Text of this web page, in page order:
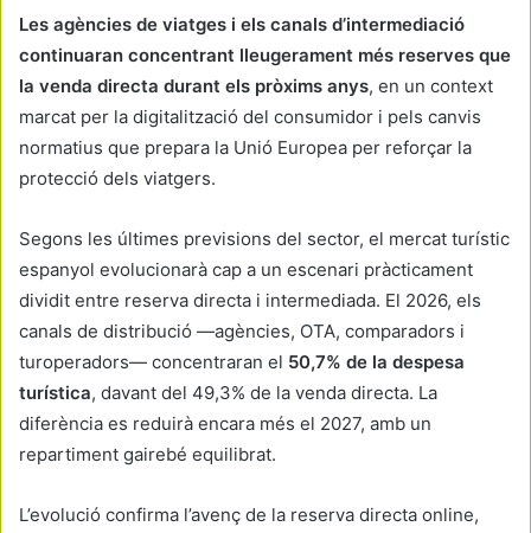
Les agències de viatges i els canals d’intermediació
continuaran concentrant lleugerament més reserves que
la venda directa durant els pròxims anys, en un context
marcat per la digitalització del consumidor i pels canvis
normatius que prepara la Unió Europea per reforçar la
protecció dels viatgers.
Segons les últimes previsions del sector, el mercat turístic
espanyol evolucionarà cap a un escenari pràcticament
dividit entre reserva directa i intermediada. El 2026, els
canals de distribució —agències, OTA, comparadors i
turoperadors— concentraran el 50,7% de la despesa
turística, davant del 49,3% de la venda directa. La
diferència es reduirà encara més el 2027, amb un
repartiment gairebé equilibrat.
L’evolució confirma l’avenç de la reserva directa online,